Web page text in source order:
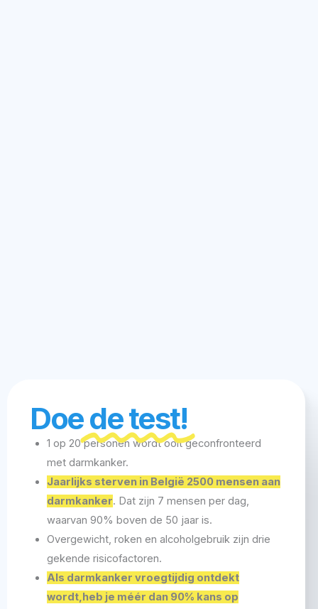
Doede test!
1 op 20 personen wordt ooit geconfronteerd
met darmkanker.
Jaarlijks sterven in België 2500 mensen aan
darmkanker. Dat zijn 7 mensen per dag,
waarvan 90% boven de 50 jaar is.
Overgewicht, roken en alcoholgebruik zijn drie
gekende risicofactoren.
Als darmkanker vroegtijdig ontdekt
wordt,heb je méér dan 90% kans op